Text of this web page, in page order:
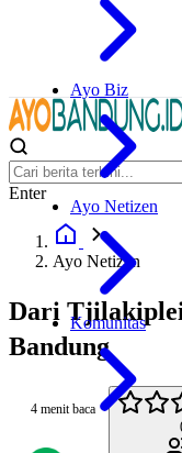
Ayo Biz
Ayo Netizen
Komunitas
Enter
Ayo Netizen
Dari
Bandung
4 menit baca